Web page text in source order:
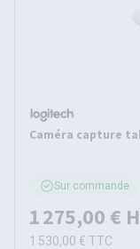
Caméra capture
Sur commande
1 275,00 €
1 530,00 € TTC